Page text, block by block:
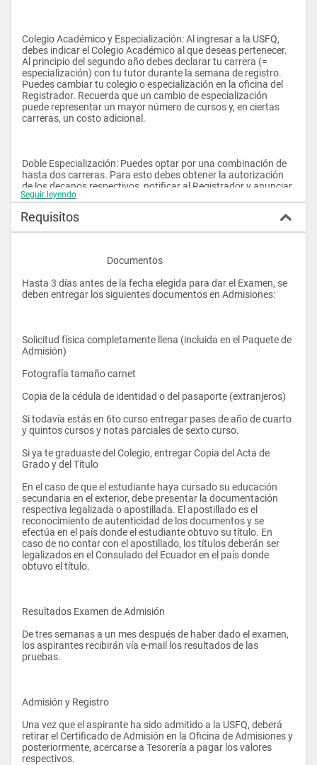
Colegio Académico y Especialización: Al ingresar a la USFQ,
debes indicar el Colegio Académico al que deseas pertenecer.
Al principio del segundo año debes declarar tu carrera (=
especialización) con tu tutor durante la semana de registro.
Puedes cambiar tu colegio o especialización en la oficina del
Registrador. Recuerda que un cambio de especialización
puede representar un mayor número de cursos y, en ciertas
carreras, un costo adicional.
Doble Especialización: Puedes optar por una combinación de
hasta dos carreras. Para esto debes obtener la autorización
de los decanos respectivos, notificar al Registrador y anunciar
tu doble especialización antes de graduarte (más información
subespecializaciones, completando entre 15 y 21 créditos en
cada una, según los requisitos específicos de cada colegio.
Seguir leyendo
Requisitos
					Documentos
Hasta 3 días antes de la fecha elegida para dar el Examen, se
deben entregar los siguientes documentos en Admisiones:
Solicitud física completamente llena (incluida en el Paquete de
Admisión)
Fotografía tamaño carnet
Copia de la cédula de identidad o del pasaporte (extranjeros)
Si todavía estás en 6to curso entregar pases de año de cuarto
y quintos cursos y notas parciales de sexto curso.
Si ya te graduaste del Colegio, entregar Copia del Acta de
Grado y del Título
En el caso de que el estudiante haya cursado su educación
secundaria en el exterior, debe presentar la documentación
respectiva legalizada o apostillada. El apostillado es el
reconocimiento de autenticidad de los documentos y se
efectúa en el país donde el estudiante obtuvo su título. En
caso de no contar con el apostillado, los títulos deberán ser
legalizados en el Consulado del Ecuador en el país donde
obtuvo el título.
Resultados Examen de Admisión
De tres semanas a un mes después de haber dado el examen,
los aspirantes recibirán vía e-mail los resultados de las
pruebas.
Admisión y Registro
Una vez que el aspirante ha sido admitido a la USFQ, deberá
retirar el Certificado de Admisión en la Oficina de Admisiones y
posteriormente, acercarse a Tesorería a pagar los valores
respectivos.